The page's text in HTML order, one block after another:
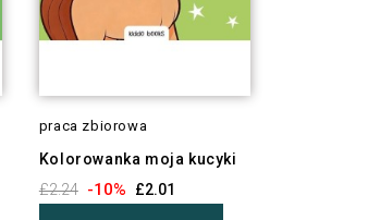
praca zbiorowa
Kolorowanka moja kucyki
£2.24 -10% £2.01